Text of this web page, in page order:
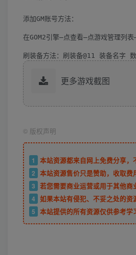
添加GM账号方法：
在GOM2引擎–点查看–点游戏管理列
刷装备方法：刷装备@11 装备名字
更多游戏截图
© 版权声明
1
本站资源都来自网上免费分享，
2 本站资源售价只是赞助，收取费
3 若您需要商业运营或用于其他商
4 如果本站有侵犯、不妥之处的资
5 本站提供的所有资源仅供参考学